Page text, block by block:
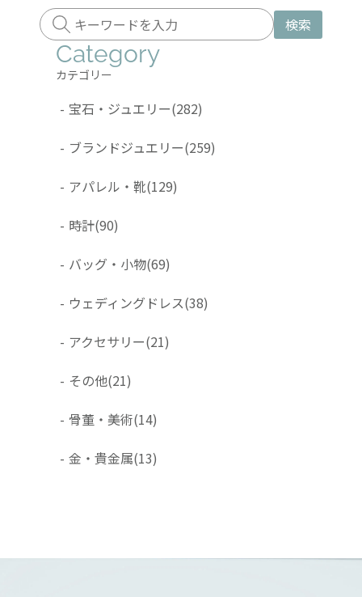
検索
Category
カテゴリー
- 宝石・ジュエリー(282)
- ブランドジュエリー(259)
- アパレル・靴(129)
- 時計(90)
- バッグ・小物(69)
- ウェディングドレス(38)
- アクセサリー(21)
- その他(21)
- 骨董・美術(14)
- 金・貴金属(13)